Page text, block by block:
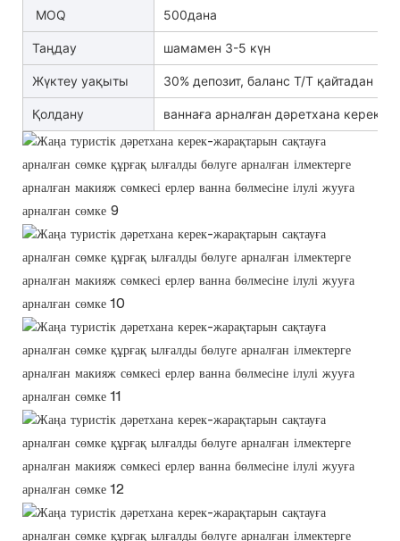
MOQ 500дана
Таңдау шамамен 3-5 күн
Жүктеу уақыты 30% депозит, баланс T/T қайтадан B/L
Қолдану ваннаға арналған дәретхана керек-